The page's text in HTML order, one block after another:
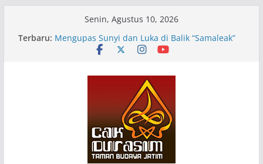
Senin, Agustus 10, 2026
Terbaru: Pameran Lukisan Komunitas Patria Seni Rupa
Kota Blitar : Ketika “Bergerak” Menjadi Mantra
Mengupas Sunyi dan Luka di Balik “Samaleak”
Menjaga Marwah Seni dan Budaya: Catatan
Kunjungan Kerja Ir. Bambang Haryo Soekartono
(BHS) Anggota DPR RI ke Taman Budaya Jawa
Pameran Tunggal 35 Karya Agus Koecink
“Tumbang Tambang”, Ungkapan Kritis Tentang
Derita Pekerja Pertambangan